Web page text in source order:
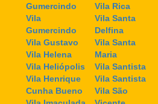
Gumercindo
Vila
Gumercindo
Vila Gustavo
Vila Helena
Vila Heliópolis
Vila Henrique
Cunha Bueno
Vila Rica
Vila Santa
Delfina
Vila Santa
Maria
Vila Santista
Vila Santista
Vila São